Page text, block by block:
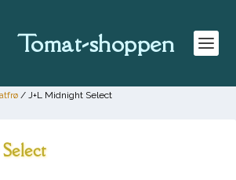
Tomat-shoppen
/ J+L Midnight Select